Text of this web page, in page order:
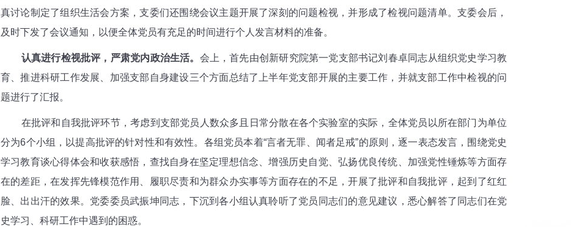
真讨论制定了组织生活会方案，支委们还围绕会议主题开展了深刻的问题检视，并形成了检视问题清单。支委会后，
及时下发了会议通知，以便全体党员有充足的时间进行个人发言材料的准备。
认真进行检视批评，严肃党内政治生活。 会上，首先由创新研究院第一党支部书记刘春卓同志从组织党史学习教
育、推进科研工作发展、加强支部自身建设三个方面总结了上半年党支部开展的主要工作，并就支部工作中检视的问
题进行了汇报。
在批评和自我批评环节，考虑到支部党员人数众多且日常分散在各个实验室的实际，全体党员以所在部门为单位
分为6个小组，以提高批评的针对性和有效性。各组党员本着“言者无罪、闻者足戒”的原则，逐一表态发言，围绕党史
学习教育谈心得体会和收获感悟，查找自身在坚定理想信念、增强历史自觉、弘扬优良传统、加强党性锤炼等方面存
在的差距，在发挥先锋模范作用、履职尽责和为群众办实事等方面存在的不足，开展了批评和自我批评，起到了红红
脸、出出汗的效果。党委委员武振坤同志，下沉到各小组认真聆听了党员同志们的意见建议，悉心解答了同志们在党
史学习、科研工作中遇到的困惑。